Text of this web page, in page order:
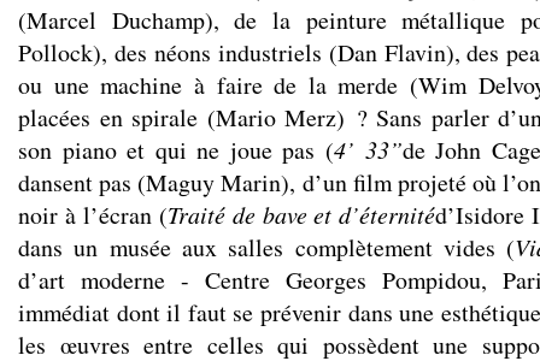
(Marcel Duchamp), de la peinture métallique
Pollock), des néons industriels (Dan Flavin), des
ou une machine à faire de la merde (Wim
placées en spirale (Mario Merz) ? Sans parler
son piano et qui ne joue pas (4’ 33”de John
dansent pas (Maguy Marin), d’un film projeté où
noir à l’écran (Traité de bave et d’éternitéd’Isidore
dans un musée aux salles complètement vides (
d’art moderne - Centre Georges Pompidou,
immédiat dont il faut se prévenir dans une
les œuvres entre celles qui possèdent une